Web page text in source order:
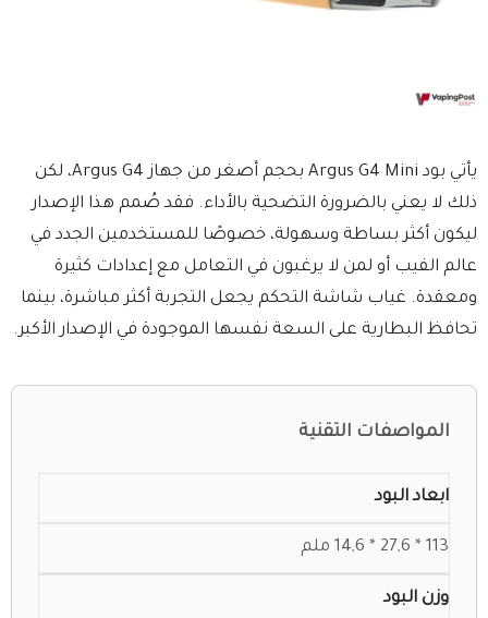
يأتي بود Argus G4 Mini بحجم أصغر من جهاز Argus G4، لكن
ذلك لا يعني بالضرورة التضحية بالأداء. فقد صُمم هذا الإصدار
ليكون أكثر بساطة وسهولة، خصوصًا للمستخدمين الجدد في
عالم الفيب أو لمن لا يرغبون في التعامل مع إعدادات كثيرة
ومعقدة. غياب شاشة التحكم يجعل التجربة أكثر مباشرة، بينما
تحافظ البطارية على السعة نفسها الموجودة في الإصدار الأكبر.
المواصفات التقنية
ابعاد البود
113 * 27,6 * 14,6 ملم
وزن البود